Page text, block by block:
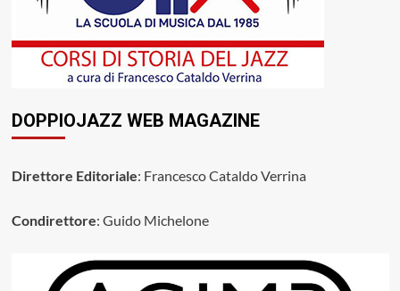
DOPPIOJAZZ WEB MAGAZINE
Direttore Editoriale: Francesco Cataldo Verrina
Condirettore: Guido Michelone